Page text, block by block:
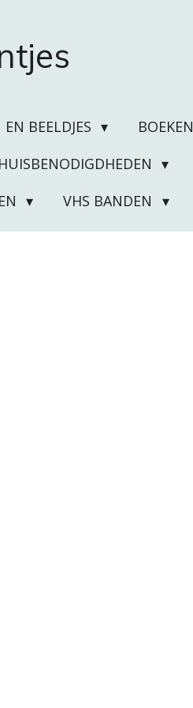
BEELDJES BOEKEN
HUISBENODIGDHEDEN
VHS BANDEN